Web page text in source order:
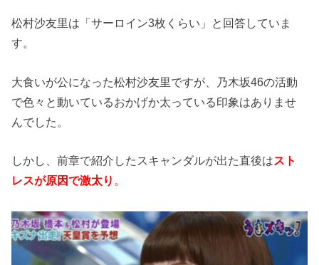
松村沙友里は「サーロイン3枚くらい」と回答していま
す。
大食いが公になった松村沙友里ですが、乃木坂46の活動
で色々と動いているおかげか太っている印象はありませ
んでした。
しかし、前章で紹介したスキャンダルが出た直後はスト
レスが原因で激太り 。